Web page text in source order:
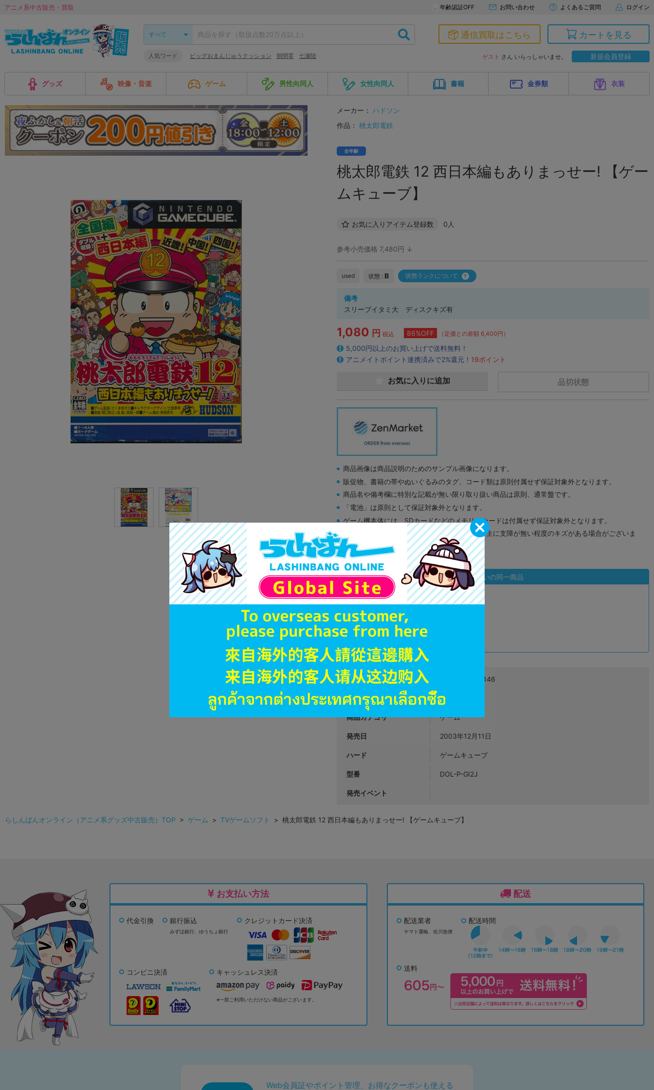
アニメ系中古販売・買取 年齢認証OFF お問い合わせ よくあるご質問 ログイン
人気ワード ビッグおまんじゅうクッション 朔間零 七瀬陸
通信買取はこちら カートを見る
ゲスト さん いらっしゃいませ。 新規会員登録
グッズ 映像・音楽 ゲーム 男性向同人 女性向同人 書籍 金券類 衣装
メーカー： ハドソン
作品： 桃太郎電鉄
全年齢
桃太郎電鉄 12 西日本編もありまっせー! 【ゲー
ムキューブ】
お気に入りアイテム登録数 0人
参考小売価格 7,480円 ↓
used 状態 : B 状態ランクについて
備考
スリーブイタミ大 ディスクキズ有
1,080 円 税込 86%OFF （定価との差額 6,400円）
5,000円以上のお買い上げで送料無料！
アニメイトポイント連携済みで2%還元！ 19ポイント
品切状態
お気に入りに追加
商品画像は商品説明のためのサンプル画像になります。
販促物、書籍の帯やぬいぐるみのタグ、コード類は原則付属せず保証対象外となります。
商品名や備考欄に特別な記載が無い限り取り扱い商品は原則、通常盤です。
「電池」は原則として保証対象外となります。
ゲーム機本体には、SDカードなどのメモリーカードは付属せず保証対象外となります。
ディスク類の読み取り面のキズに関しまして再生に支障が無い程度のキズがある場合がございま
す。
※詳細につきましてはコチラ
状態違いの同一商品
A
JANコード 4988607500146
商品番号 L05917627
商品カテゴリ ゲーム
発売日 2003年12月11日
ハード ゲームキューブ
型番 DOL-P-GI2J
発売イベント
らしんばんオンライン（アニメ系グッズ中古販売）TOP > ゲーム > TVゲームソフト > 桃太郎電鉄 12 西日本編もありまっせー! 【ゲームキューブ】
お支払い方法
代金引換 銀行振込
みずほ銀行、 ゆうちょ銀行
クレジットカード決済
コンビニ決済 キャッシュレス決済
※一部ご利用いただけない商品がございます。
配送
配送業者
ヤマト運輸、佐川急便
配送時間
送料
Web会員証やポイント管理、お得なクーポンも使える